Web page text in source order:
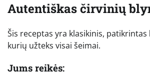
Autentiškas čirvinių
Šis receptas yra klasikinis,
kurių užteks visai šeimai.
Jums reikės: